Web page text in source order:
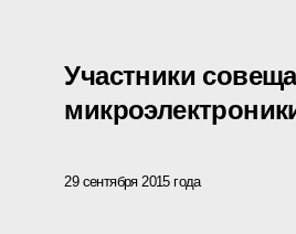
Участники
29 сентября 2015 года